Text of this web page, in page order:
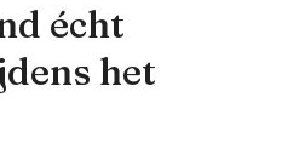
écht
het